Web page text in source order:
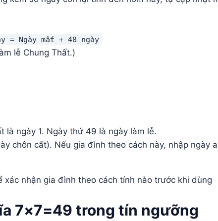
= Ngày mất + 48 ngày
lễ Chung Thất.)
là ngày 1. Ngày thứ 49 là ngày làm lễ.
chôn cất). Nếu gia đình theo cách này, nhập ngày
nhận gia đình theo cách tính nào trước khi dùng
7×7=49 trong tín ngưỡng